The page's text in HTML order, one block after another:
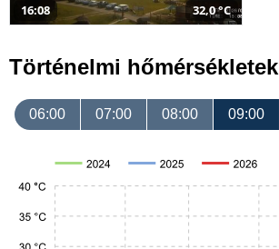
16:08 32,0 °C
Történelmi hőmérsékletek
06:00 07:00 08:00 09:00